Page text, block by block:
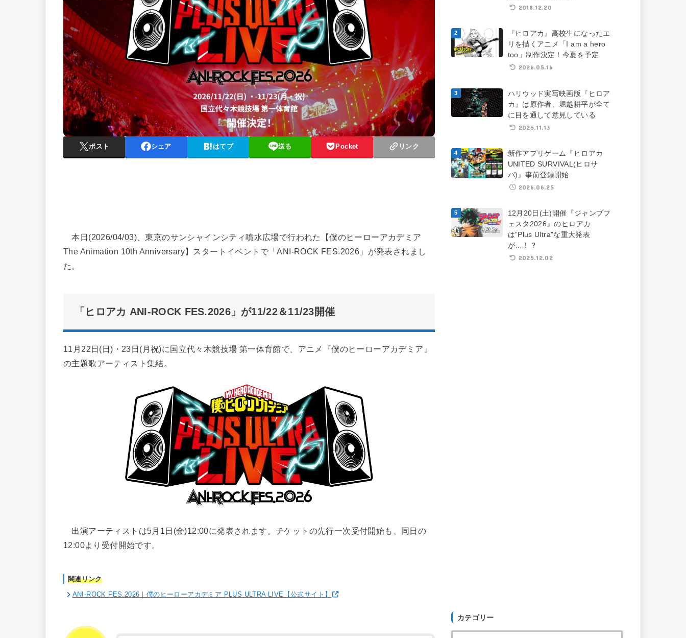
ポスト シェア はてブ 送る Pocket リンク
本日(2026/04/03)、東京のサンシャインシティ噴水広場で行われた【僕のヒーローアカデミア
The Animation 10th Anniversary】スタートイベントで「ANI-ROCK FES.2026」が発表されまし
た。
「ヒロアカ ANI-ROCK FES.2026」が11/22＆11/23開催
11月22日(日)・23日(月祝)に国立代々木競技場 第一体育館で、アニメ『僕のヒーローアカデミア』
の主題歌アーティスト集結。
出演アーティストは5月1日(金)12:00に発表されます。チケットの先行一次受付開始も、同日の
12:00より受付開始です。
関連リンク
ANI-ROCK FES.2026｜僕のヒーローアカデミア PLUS ULTRA LIVE【公式サイト】
2018.12.20
『ヒロアカ』高校生になったエ
リを描くアニメ「I am a hero
too」制作決定！今夏を予定
2026.05.16
ハリウッド実写映画版『ヒロア
カ』は原作者、堀越耕平が全て
に目を通して意見している
2025.11.13
新作アプリゲーム『ヒロアカ
UNITED SURVIVAL(ヒロサ
バ)』事前登録開始
2026.06.25
12月20日(土)開催『ジャンプフ
ェスタ2026』のヒロアカ
は”Plus Ultra”な重大発表
が…！？
2025.12.02
カテゴリー